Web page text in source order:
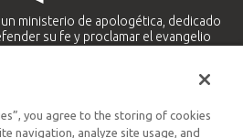
ministerio de apologética, dedicado
su fe y proclamar el evangelio
Hispano y Latinoamericano
you agree to the storing of cookies
navigation, analyze site usage, and